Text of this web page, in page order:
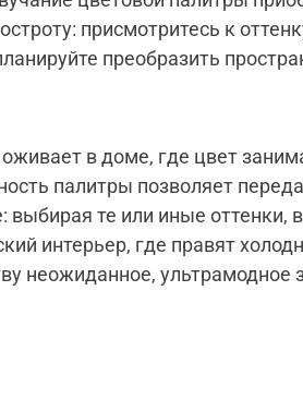
присмотритесь к
преобразить
в доме, где цвет
палитры позволяет
выбирая те или иные оттенки,
интерьер, где правят
неожиданное, ультрамодное